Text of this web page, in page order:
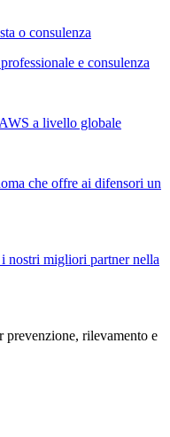
o consulenza
e consulenza
a livello globale
che offre ai difensori un
nostri migliori partner nella
rilevamento e